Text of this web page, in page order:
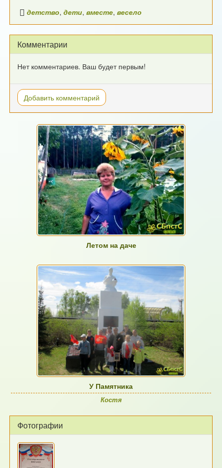
детство,дети,вместе,весело
Комментарии
Нет комментариев. Ваш будет первым!
Добавить комментарий
Летом на даче
У Памятника
Костя
Фотографии